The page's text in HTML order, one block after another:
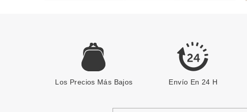
Los Precios Más Bajos Envío En 24 H